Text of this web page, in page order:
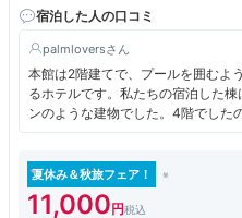
宿泊した人の口コミ
palmlovers
本館は2階建てで、プールを囲むよ
るホテルです。私たちの宿泊した
ンのような建物でした。4階でした
っ手の周囲が錆びていたり、少々
チは細かい白砂で、修学旅行生がア
夕食は隣接のAMAネシアで頂きま
たです。ただ、少し値段が高めでし
夏休み＆秋旅フェア！
11,000